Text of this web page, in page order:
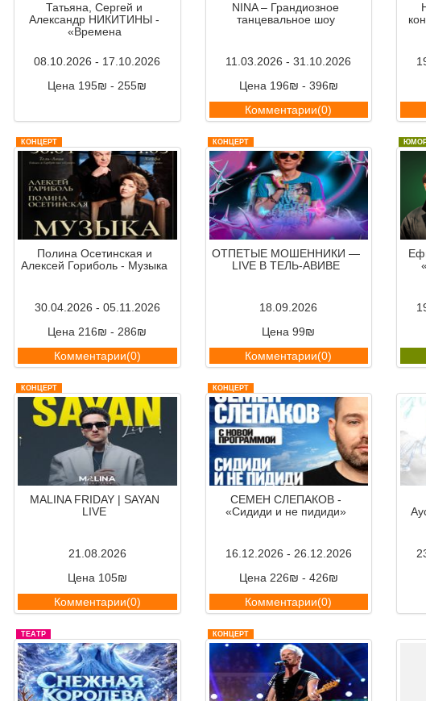
Татьяна, Сергей и
Александр НИКИТИНЫ -
«Времена
08.10.2026 - 17.10.2026
Цена 195₪ - 255₪
NINA – Грандиозное
танцевальное шоу
11.03.2026 - 31.10.2026
Цена 196₪ - 396₪
Комментарии(0)
КОНЦЕРТ
Полина Осетинская и
Алексей Гориболь - Музыка
30.04.2026 - 05.11.2026
Цена 216₪ - 286₪
Комментарии(0)
КОНЦЕРТ
ОТПЕТЫЕ МОШЕННИКИ —
LIVE В ТЕЛЬ-АВИВЕ
18.09.2026
Цена 99₪
Комментарии(0)
КОНЦЕРТ
MALINA FRIDAY | SAYAN
LIVE
21.08.2026
Цена 105₪
Комментарии(0)
КОНЦЕРТ
СЕМЕН СЛЕПАКОВ -
«Сидиди и не пидиди»
16.12.2026 - 26.12.2026
Цена 226₪ - 426₪
Комментарии(0)
ТЕАТР КОНЦЕРТ